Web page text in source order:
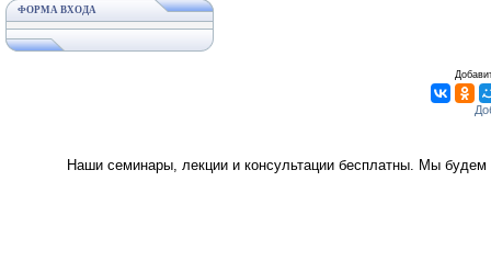
ФОРМА ВХОДА
Наши семинары, лекции и консультации бесплатны. Мы